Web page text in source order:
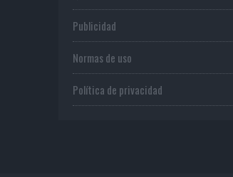
Publicidad
Normas de uso
Política de privacidad